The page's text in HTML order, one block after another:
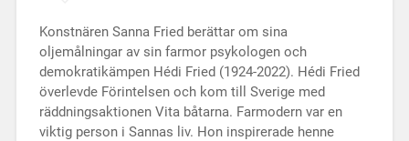
Konstnären Sanna Fried berättar om sina
oljemålningar av sin farmor psykologen och
demokratikämpen Hédi Fried (1924-2022). Hédi Fried
överlevde Förintelsen och kom till Sverige med
räddningsaktionen Vita båtarna. Farmodern var en
viktig person i Sannas liv. Hon inspirerade henne